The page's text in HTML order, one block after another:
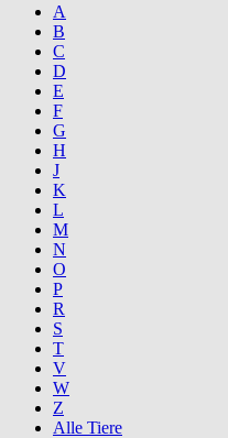
A
B
C
D
E
F
G
H
J
K
L
M
N
O
P
R
S
T
V
W
Z
Alle Tiere